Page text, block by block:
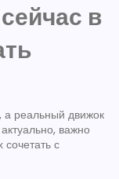
в
а реальный движок
важно
с